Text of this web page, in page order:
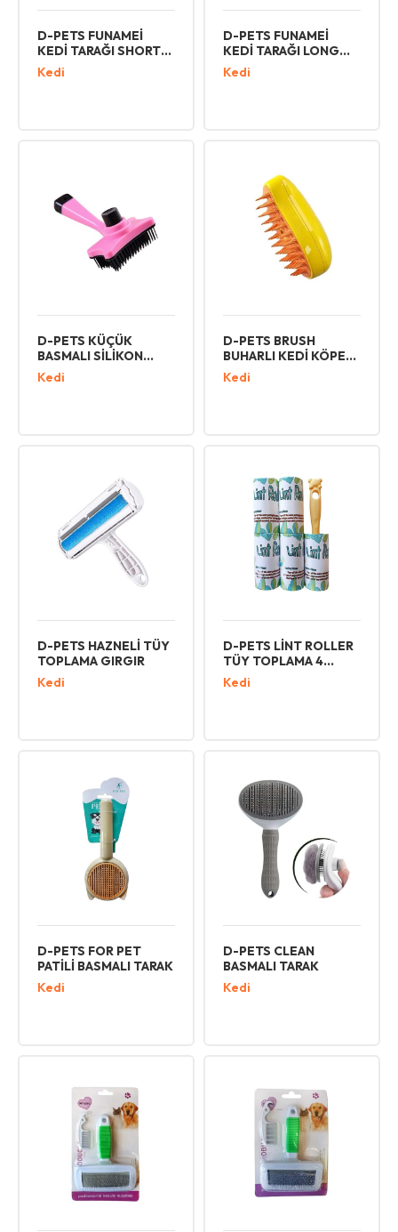
D-PETS FUNAMEİ
KEDİ TARAĞI SHORT
HAIR L
Kedi
D-PETS FUNAMEİ
KEDİ TARAĞI LONG
HAIR L
Kedi
D-PETS KÜÇÜK
BASMALI SİLİKON
TARAK
Kedi
D-PETS BRUSH
BUHARLI KEDİ KÖPEK
TARAMA FIRÇASI
Kedi
D-PETS HAZNELİ TÜY
TOPLAMA GIRGIR
Kedi
D-PETS LİNT ROLLER
TÜY TOPLAMA 4
YEDEKLİ 60 YAPRAK
Kedi
D-PETS FOR PET
PATİLİ BASMALI TARAK
Kedi
D-PETS CLEAN
BASMALI TARAK
Kedi